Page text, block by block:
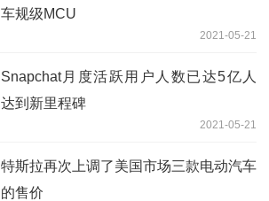
车规级MCU
2021-05-21
Snapchat月度活跃用户人数已达5亿人
达到新里程碑
2021-05-21
特斯拉再次上调了美国市场三款电动汽车
的售价